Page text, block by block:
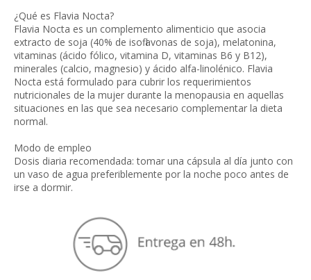
¿Qué es Flavia Nocta?
Flavia Nocta es un complemento alimenticio que asocia
extracto de soja (40% de isofl avonas de soja), melatonina,
vitaminas (ácido fólico, vitamina D, vitaminas B6 y B12),
minerales (calcio, magnesio) y ácido alfa-linolénico. Flavia
Nocta está formulado para cubrir los requerimientos
nutricionales de la mujer durante la menopausia en aquellas
situaciones en las que sea necesario complementar la dieta
normal.
Modo de empleo
Dosis diaria recomendada: tomar una cápsula al día junto con
un vaso de agua preferiblemente por la noche poco antes de
irse a dormir.